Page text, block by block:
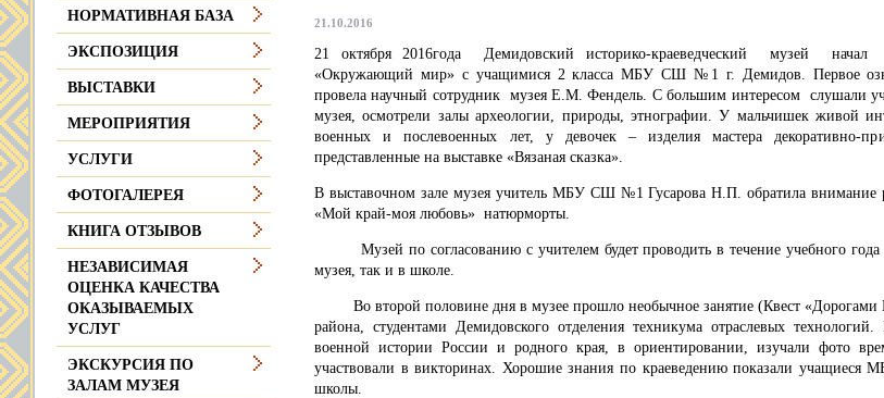
21.10.2016
21 октября 2016года Демидовский историко-краеведческий музей
«Окружающий мир» с учащимися 2 класса МБУ СШ №1 г. Демидов. Первое
провела научный сотрудник музея Е.М. Фендель. С большим интересом слушали
музея, осмотрели залы археологии, природы, этнографии. У мальчишек живой
военных и послевоенных лет, у девочек – изделия мастера декоративно-
представленные на выставке «Вязаная сказка».
В выставочном зале музея учитель МБУ СШ №1 Гусарова Н.П. обратила внимание
«Мой край-моя любовь» натюрморты.
Музей по согласованию с учителем будет проводить в течение учебного
музея, так и в школе.
Во второй половине дня в музее прошло необычное занятие (Квест «Дорогами
района, студентами Демидовского отделения техникума отраслевых
военной истории России и родного края, в ориентировании, изучали фото
участвовали в викторинах. Хорошие знания по краеведению показали
школы.
НОРМАТИВНАЯ БАЗА
ЭКСПОЗИЦИЯ
ВЫСТАВКИ
МЕРОПРИЯТИЯ
УСЛУГИ
ФОТОГАЛЕРЕЯ
КНИГА ОТЗЫВОВ
НЕЗАВИСИМАЯ
ОЦЕНКА КАЧЕСТВА
ОКАЗЫВАЕМЫХ
УСЛУГ
ЭКСКУРСИЯ ПО
ЗАЛАМ МУЗЕЯ